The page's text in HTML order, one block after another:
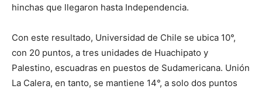
hinchas que llegaron hasta Independencia.
Con este resultado, Universidad de Chile se ubica 10°,
con 20 puntos, a tres unidades de Huachipato y
Palestino, escuadras en puestos de Sudamericana. Unión
La Calera, en tanto, se mantiene 14°, a solo dos puntos